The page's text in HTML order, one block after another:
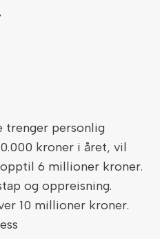
trenger personlig
kroner i året, vil
6 millioner kroner.
og oppreisning.
10 millioner kroner.